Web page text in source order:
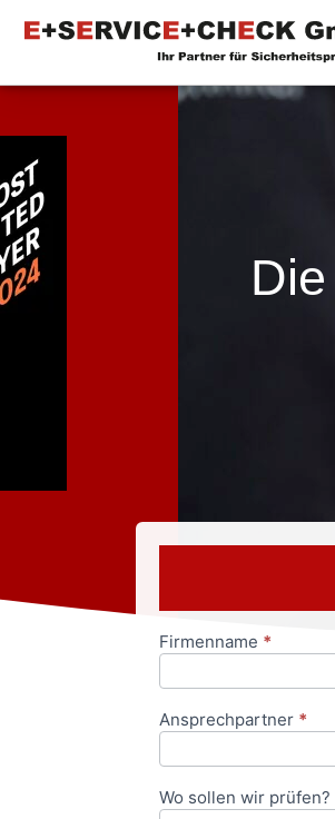
Anfrageformular
Firmenname *
Ansprechpartner *
Wo sollen wir prüfen?